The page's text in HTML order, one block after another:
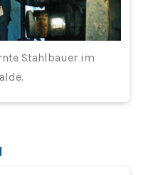
Stahlbauer im